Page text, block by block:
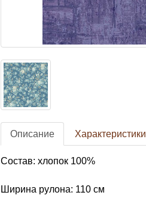
Описание Характеристики
Состав: хлопок 100%
Ширина рулона: 110 см